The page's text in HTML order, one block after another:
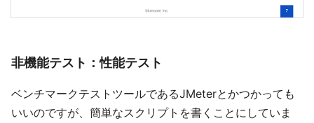
非機能テスト：性能テスト
ベンチマークテストツールであるJMeterとかつかっても
いいのですが、簡単なスクリプトを書くことにしていま